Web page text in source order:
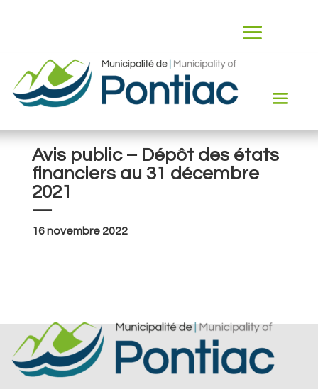
Avis public – Dépôt des états
financiers au 31 décembre
2021
—
16 novembre 2022